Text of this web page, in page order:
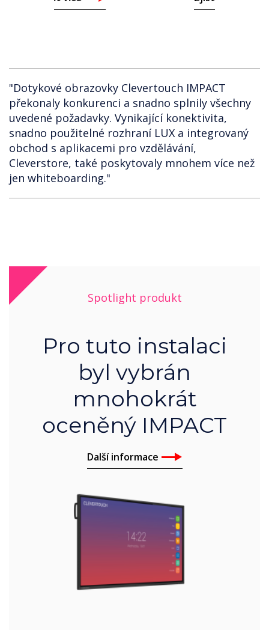
"Dotykové obrazovky Clevertouch IMPACT
překonaly konkurenci a snadno splnily všechny
uvedené požadavky. Vynikající konektivita,
snadno použitelné rozhraní LUX a integrovaný
obchod s aplikacemi pro vzdělávání,
Cleverstore, také poskytovaly mnohem více než
jen whiteboarding."
Spotlight produkt
Pro tuto instalaci
byl vybrán
mnohokrát
oceněný IMPACT
Další informace